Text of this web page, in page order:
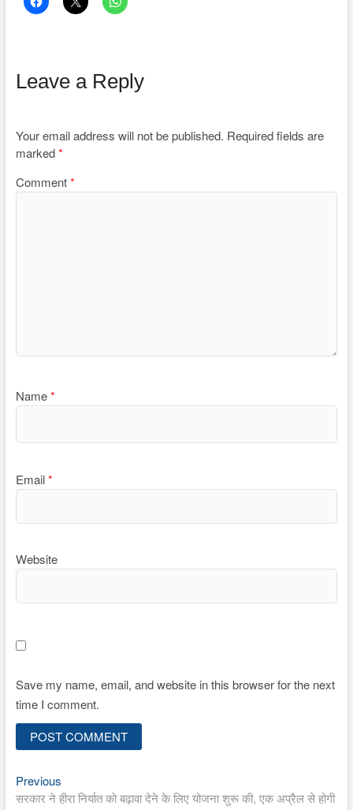
Leave a Reply
Your email address will not be published. Required fields are
marked*
Comment*
Name*
Email*
Website
Save my name, email, and website in this browser for the next
time I comment.
Post
PreviousPrevious
post:
सरकार ने हीरा निर्यात को बढ़ावा देने के लिए योजना शुरू की, एक अप्रैल से होगी